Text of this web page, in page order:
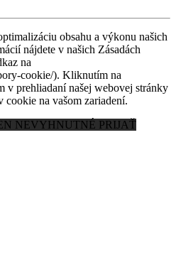
obsahu a výkonu našich
nájdete v našich Zásadách
na
cookie/). Kliknutím na
v prehliadaní našej webovej stránky
cookie na vašom zariadení.
NEVYHNUTNÉ PRIJAŤ